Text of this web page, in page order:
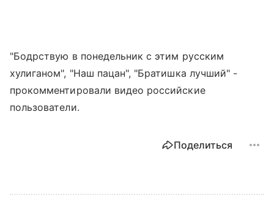
"Бодрствую в понедельник с этим русским
хулиганом", "Наш пацан", "Братишка лучший" -
прокомментировали видео российские
пользователи.
Поделиться